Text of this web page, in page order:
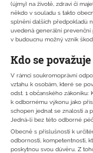
(újmy) na životě, zdraví či
někdo v souladu s takto
splnění dalších předpokladů
uvedená generální prevenční
v budoucnu možný vznik
Kdo se
V rámci soukromoprávní
vztahu k osobám, které se
odst. 1 občanského
k odbornému výkonu jako
schopen jednat se znalostí a
Jedná-li bez této odborné
Obecně s příslušností k
odbornosti, kompetentnosti,
poskytnou svou důvěru. Z